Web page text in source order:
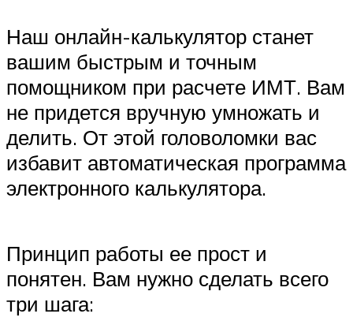
Наш онлайн-калькулятор станет
вашим быстрым и точным
помощником при расчете ИМТ. Вам
не придется вручную умножать и
делить. От этой головоломки вас
избавит автоматическая программа
электронного калькулятора.
Принцип работы ее прост и
понятен. Вам нужно сделать всего
три шага: